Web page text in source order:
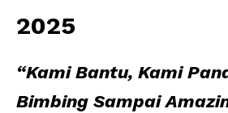
2025
“Kami Bantu, Kami
Bimbing Sampai